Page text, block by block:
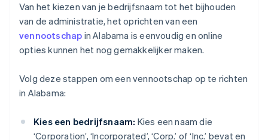
Van het kiezen van je bedrijfsnaam tot het bijhouden
van de administratie, het oprichten van een
vennootschap in Alabama is eenvoudig en online
opties kunnen het nog gemakkelijker maken.
Volg deze stappen om een vennootschap op te richten
in Alabama:
Kies een bedrijfsnaam: Kies een naam die
‘Corporation’, ‘Incorporated’, ‘Corp.’ of ‘Inc.’ bevat en